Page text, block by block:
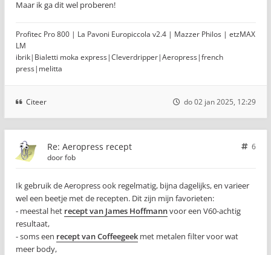
Maar ik ga dit wel proberen!
Profitec Pro 800 | La Pavoni Europiccola v2.4 | Mazzer Philos | etzMAX
LM
ibrik|Bialetti moka express|Cleverdripper|Aeropress|french
press|melitta
Citeer do 02 jan 2025, 12:29
Re: Aeropress recept
6
doorfob
Ik gebruik de Aeropress ook regelmatig, bijna dagelijks, en varieer
wel een beetje met de recepten. Dit zijn mijn favorieten:
- meestal het recept van James Hoffmannvoor een V60-achtig
resultaat,
- soms een recept van Coffeegeek met metalen filter voor wat
meer body,